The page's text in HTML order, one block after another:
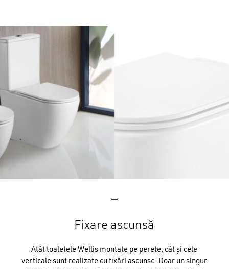
Fixare ascunsă
Atât toaletele Wellis montate pe perete, cât și cele
verticale sunt realizate cu fixări ascunse. Doar un singur